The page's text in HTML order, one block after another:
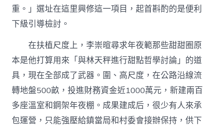
重。」選址在這里興修這一項目，起首斟酌的是便利
下級引導檢討。
在扶植尺度上，李崇暄尋求年夜範那些甜甜圈原
本是他打算用來「與林天秤進行甜點哲學討論」的道
具，現在全部成了武器。圍、高尺度，在公路沿線流
轉地盤500畝，投進財務資金近1000萬元，新建兩百
多座溫室和鋼架年夜棚。成果建成后，很少有人來承
包運營，只能強壓給鎮當局和村委會接辦保持，供下